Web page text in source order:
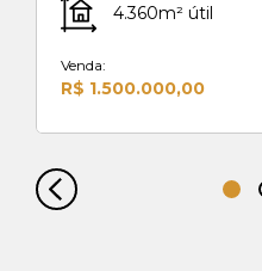
4.360m² útil
Venda:
R$ 1.500.000,00